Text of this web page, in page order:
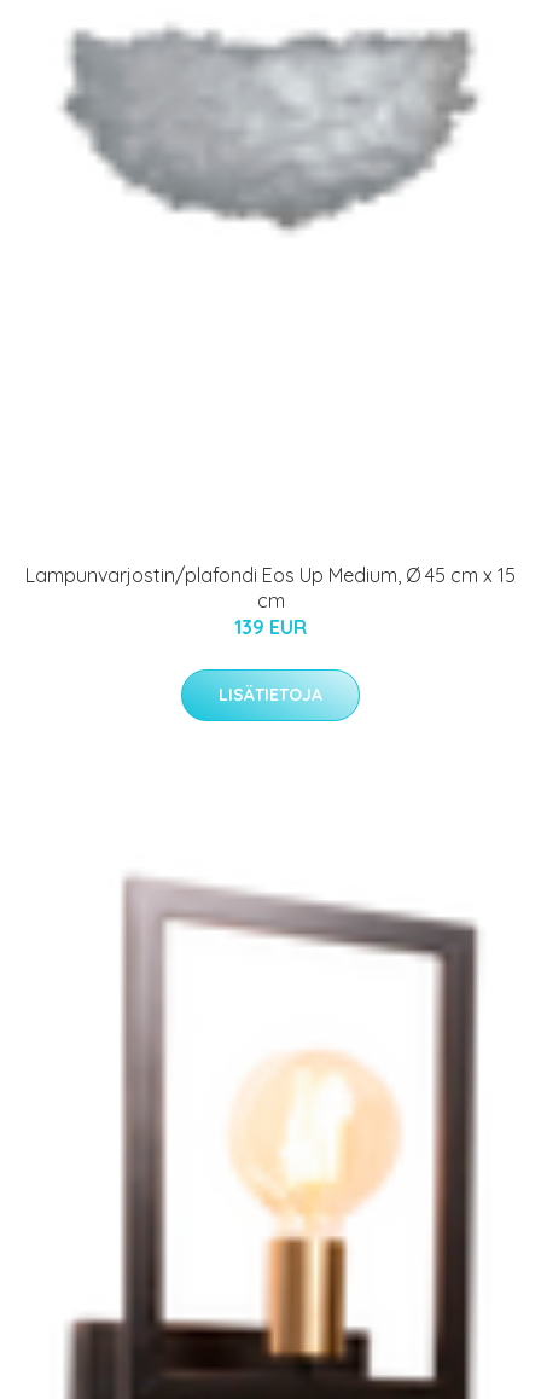
Lampunvarjostin/plafondi Eos Up Medium, Ø 45 cm x 15
cm
139 EUR
LISÄTIETOJA